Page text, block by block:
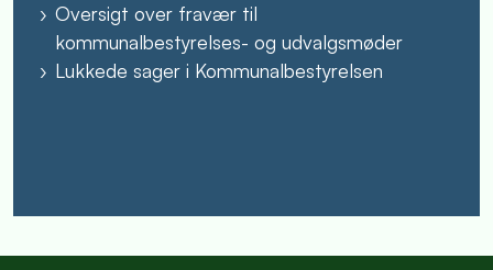
Oversigt over fravær til
kommunalbestyrelses- og udvalgsmøder
Lukkede sager i Kommunalbestyrelsen